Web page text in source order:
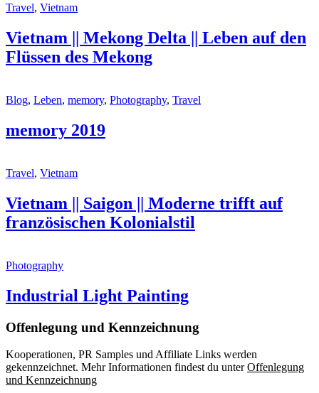
Travel, Vietnam
Vietnam || Mekong Delta || Leben auf den
Flüssen des Mekong
Blog, Leben, memory, Photography, Travel
memory 2019
Travel, Vietnam
Vietnam || Saigon || Moderne trifft auf
französischen Kolonialstil
Photography
Industrial Light Painting
Offenlegung und Kennzeichnung
Kooperationen, PR Samples und Affiliate Links werden
gekennzeichnet. Mehr Informationen findest du unterOffenlegung
und Kennzeichnung